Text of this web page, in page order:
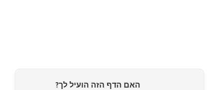
האם הדף הזה הועיל לך?